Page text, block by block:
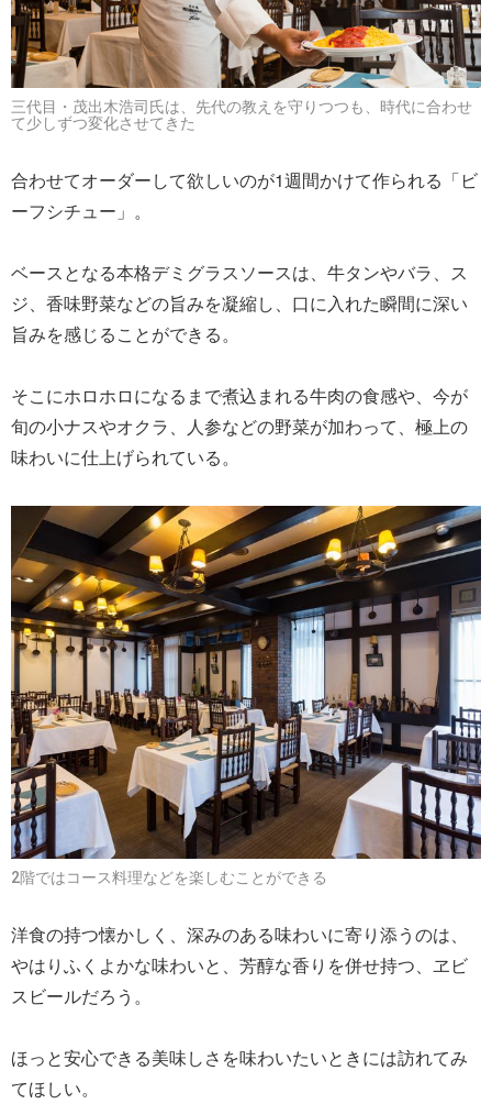
三代目・茂出木浩司氏は、先代の教えを守りつつも、時代に合わせ
て少しずつ変化させてきた
合わせてオーダーして欲しいのが1週間かけて作られる「ビ
ーフシチュー」。
ベースとなる本格デミグラスソースは、牛タンやバラ、ス
ジ、香味野菜などの旨みを凝縮し、口に入れた瞬間に深い
旨みを感じることができる。
そこにホロホロになるまで煮込まれる牛肉の食感や、今が
旬の小ナスやオクラ、人参などの野菜が加わって、極上の
味わいに仕上げられている。
2階ではコース料理などを楽しむことができる
洋食の持つ懐かしく、深みのある味わいに寄り添うのは、
やはりふくよかな味わいと、芳醇な香りを併せ持つ、ヱビ
スビールだろう。
ほっと安心できる美味しさを味わいたいときには訪れてみ
てほしい。